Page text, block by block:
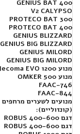
GENIUS BAT 400
V2 CALYPSO
PROTECO BAT 300
PROTECO BAT 400
GENIUS BLIZZARD
GENIUS BIG BLIZZARD
GENIUS MILORD
GENIUS BIG MILORD
מנוע Telecoma EVO 1200
מנוע OMKER 500
FAAC-746
FAAC-844
מנועים לשערים מרחפים
(קונזוליים):
דגם 400-600 ROBUS
דגם 400-600 ROBUS